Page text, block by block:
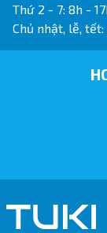
Thứ 2 - 7: 8h -
Chủ nhật, lễ,